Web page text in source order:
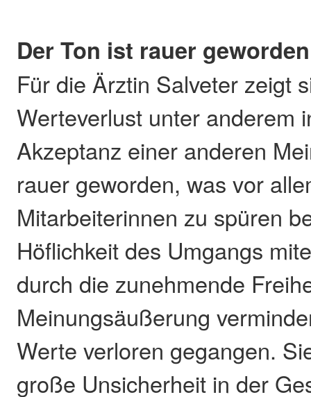
Der Ton ist rauer geworden
Für die Ärztin Salveter zeigt
Werteverlust unter anderem
Akzeptanz einer anderen
rauer geworden, was vor
Mitarbeiterinnen zu spüren
Höflichkeit des Umgangs
durch die zunehmende
Meinungsäußerung
Werte verloren gegangen.
große Unsicherheit in der